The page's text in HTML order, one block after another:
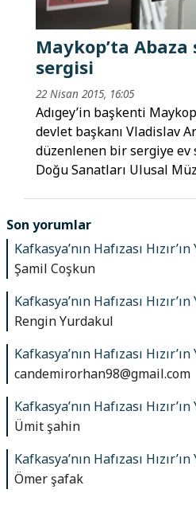
Maykop’ta Abaza
sergisi
22 Nisan 2015, 16:05
Adıgey’in başkenti
devlet başkanı Vladislav
düzenlenen bir sergiye ev
Doğu Sanatları Ulusal
Son yorumlar
Kafkasya’nın Hafızası
Şamil Coşkun
Kafkasya’nın Hafızası
Rengin Yurdakul
Kafkasya’nın Hafızası
candemirorhan98@gmail.com
Kafkasya’nın Hafızası
Ümit şahin
Kafkasya’nın Hafızası
Ömer şafak